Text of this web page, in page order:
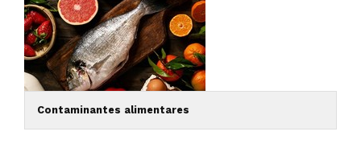
Contaminantes alimentares